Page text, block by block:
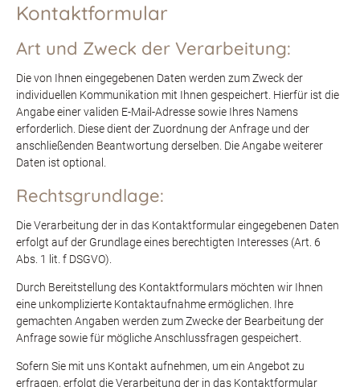
Kontaktformular
Art und Zweck der Verarbeitung:
Die von Ihnen eingegebenen Daten werden zum Zweck der
individuellen Kommunikation mit Ihnen gespeichert. Hierfür ist die
Angabe einer validen E-Mail-Adresse sowie Ihres Namens
erforderlich. Diese dient der Zuordnung der Anfrage und der
anschließenden Beantwortung derselben. Die Angabe weiterer
Daten ist optional.
Rechtsgrundlage:
Die Verarbeitung der in das Kontaktformular eingegebenen Daten
erfolgt auf der Grundlage eines berechtigten Interesses (Art. 6
Abs. 1 lit. f DSGVO).
Durch Bereitstellung des Kontaktformulars möchten wir Ihnen
eine unkomplizierte Kontaktaufnahme ermöglichen. Ihre
gemachten Angaben werden zum Zwecke der Bearbeitung der
Anfrage sowie für mögliche Anschlussfragen gespeichert.
Sofern Sie mit uns Kontakt aufnehmen, um ein Angebot zu
erfragen, erfolgt die Verarbeitung der in das Kontaktformular